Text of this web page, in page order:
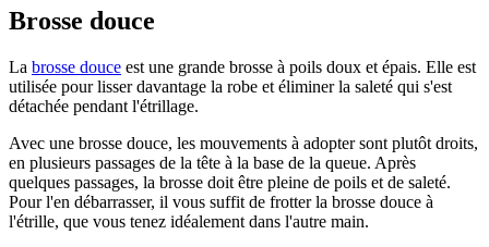
Brosse douce
La brosse douce est une grande brosse à poils doux et épais. Elle est
utilisée pour lisser davantage la robe et éliminer la saleté qui s'est
détachée pendant l'étrillage.
Avec une brosse douce, les mouvements à adopter sont plutôt droits,
en plusieurs passages de la tête à la base de la queue. Après
quelques passages, la brosse doit être pleine de poils et de saleté.
Pour l'en débarrasser, il vous suffit de frotter la brosse douce à
l'étrille, que vous tenez idéalement dans l'autre main.